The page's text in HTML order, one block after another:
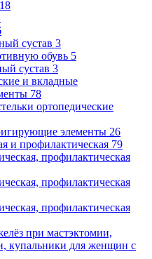
18
сустав 3
обувь 5
сустав 3
и вкладные
78
ортопедические
элементы 26
и профилактическая 79
профилактическая
профилактическая
профилактическая
при мастэктомии,
купальники для женщин с